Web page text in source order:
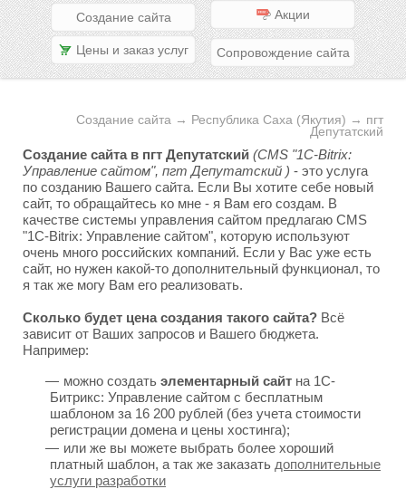
Создание сайта Акции
Цены и заказ услуг Сопровождение сайта
Создание сайта → Республика Саха (Якутия) → пгт
Депутатский
Создание сайта в пгт Депутатский (CMS "1C-Bitrix:
Управление сайтом", пгт Депутатский ) - это услуга
по созданию Вашего сайта. Если Вы хотите себе новый
сайт, то обращайтесь ко мне - я Вам его создам. В
качестве системы управления сайтом предлагаю CMS
"1C-Bitrix: Управление сайтом", которую используют
очень много российских компаний. Если у Вас уже есть
сайт, но нужен какой-то дополнительный функционал, то
я так же могу Вам его реализовать.
Сколько будет цена создания такого сайта? Всё
зависит от Ваших запросов и Вашего бюджета.
Например:
можно создать элементарный сайт на 1С-
Битрикс: Управление сайтом с бесплатным
шаблоном за 16 200 рублей (без учета стоимости
регистрации домена и цены хостинга);
или же вы можете выбрать более хороший
платный шаблон, а так же заказать дополнительные
услуги разработки